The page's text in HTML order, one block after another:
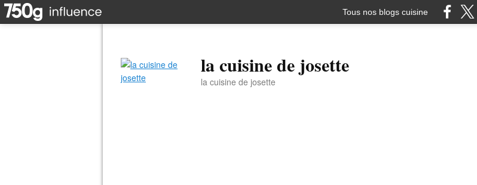
Tous nos blogs cuisine
la cuisine de josette
la cuisine de josette